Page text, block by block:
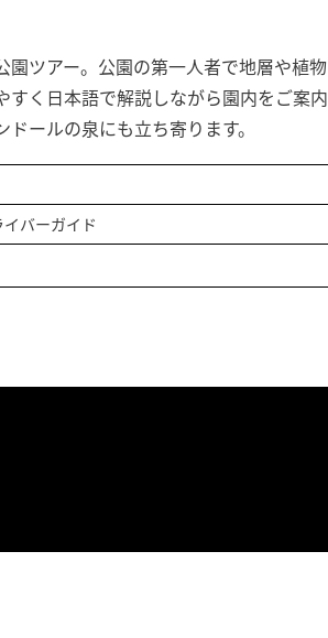
ツアー。公園の第一人者で地層や植物
く日本語で解説しながら園内をご案内
ールの泉にも立ち寄ります。
バーガイド